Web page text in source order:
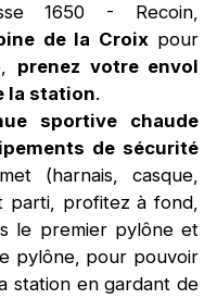
1650 - Recoin,
de la Croixpour
prenez votre envol
la station.
sportive chaude
de sécurité
(harnais, casque,
parti, profitez à fond,
le premier pylône et
pylône, pour pouvoir
station en gardant de